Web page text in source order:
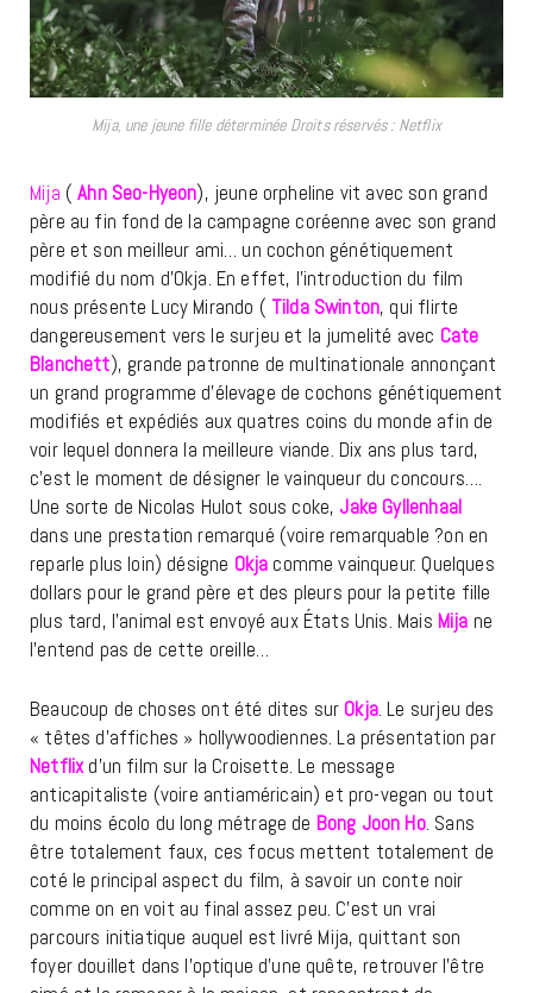
Mija, une jeune fille déterminée Droits réservés : Netflix
Mija (Ahn Seo-Hyeon), jeune orpheline vit avec son grand
père au fin fond de la campagne coréenne avec son grand
père et son meilleur ami… un cochon génétiquement
modifié du nom d’Okja. En effet, l’introduction du film
nous présente Lucy Mirando ( Tilda Swinton, qui flirte
dangereusement vers le surjeu et la jumelité avec Cate
Blanchett), grande patronne de multinationale annonçant
un grand programme d’élevage de cochons génétiquement
modifiés et expédiés aux quatres coins du monde afin de
voir lequel donnera la meilleure viande. Dix ans plus tard,
c’est le moment de désigner le vainqueur du concours….
Une sorte de Nicolas Hulot sous coke, Jake Gyllenhaal
dans une prestation remarqué (voire remarquable ?on en
reparle plus loin) désigne Okja comme vainqueur. Quelques
dollars pour le grand père et des pleurs pour la petite fille
plus tard, l’animal est envoyé aux États Unis. Mais Mija ne
l’entend pas de cette oreille…
Beaucoup de choses ont été dites surOkja. Le surjeu des
« têtes d’affiches » hollywoodiennes. La présentation par
Netflix d’un film sur la Croisette. Le message
anticapitaliste (voire antiaméricain) et pro-vegan ou tout
du moins écolo du long métrage de Bong Joon Ho. Sans
être totalement faux, ces focus mettent totalement de
coté le principal aspect du film, à savoir un conte noir
comme on en voit au final assez peu. C’est un vrai
parcours initiatique auquel est livré Mija, quittant son
foyer douillet dans l’optique d’une quête, retrouver l’être